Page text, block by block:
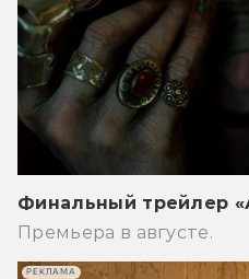
Финальный трейлер
Премьера в августе.
РЕКЛАМА